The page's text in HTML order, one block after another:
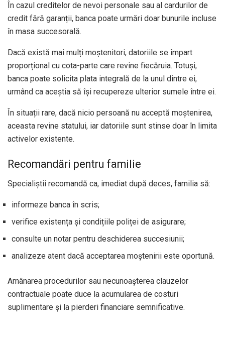
În cazul creditelor de nevoi personale sau al cardurilor de
credit fără garanții, banca poate urmări doar bunurile incluse
în masa succesorală.
Dacă există mai mulți moștenitori, datoriile se împart
proporțional cu cota-parte care revine fiecăruia. Totuși,
banca poate solicita plata integrală de la unul dintre ei,
urmând ca aceștia să își recupereze ulterior sumele între ei.
În situații rare, dacă nicio persoană nu acceptă moștenirea,
aceasta revine statului, iar datoriile sunt stinse doar în limita
activelor existente.
Recomandări pentru familie
Specialiștii recomandă ca, imediat după deces, familia să:
informeze banca în scris;
verifice existența și condițiile poliței de asigurare;
consulte un notar pentru deschiderea succesiunii;
analizeze atent dacă acceptarea moștenirii este oportună.
Amânarea procedurilor sau necunoașterea clauzelor
contractuale poate duce la acumularea de costuri
suplimentare și la pierderi financiare semnificative.